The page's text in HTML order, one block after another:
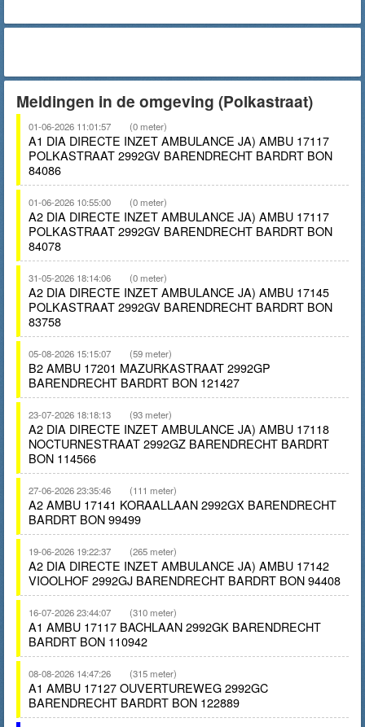
Meldingen in de omgeving (Polkastraat)
01-06-2026 11:01:57 (0 meter)
A1 DIA DIRECTE INZET AMBULANCE JA) AMBU 17117
POLKASTRAAT 2992GV BARENDRECHT BARDRT BON
84086
01-06-2026 10:55:00 (0 meter)
A2 DIA DIRECTE INZET AMBULANCE JA) AMBU 17117
POLKASTRAAT 2992GV BARENDRECHT BARDRT BON
84078
31-05-2026 18:14:06 (0 meter)
A2 DIA DIRECTE INZET AMBULANCE JA) AMBU 17145
POLKASTRAAT 2992GV BARENDRECHT BARDRT BON
83758
05-08-2026 15:15:07 (59 meter)
B2 AMBU 17201 MAZURKASTRAAT 2992GP
BARENDRECHT BARDRT BON 121427
23-07-2026 18:18:13 (93 meter)
A2 DIA DIRECTE INZET AMBULANCE JA) AMBU 17118
NOCTURNESTRAAT 2992GZ BARENDRECHT BARDRT
BON 114566
27-06-2026 23:35:46 (111 meter)
A2 AMBU 17141 KORAALLAAN 2992GX BARENDRECHT
BARDRT BON 99499
19-06-2026 19:22:37 (265 meter)
A2 DIA DIRECTE INZET AMBULANCE JA) AMBU 17142
VIOOLHOF 2992GJ BARENDRECHT BARDRT BON 94408
16-07-2026 23:44:07 (310 meter)
A1 AMBU 17117 BACHLAAN 2992GK BARENDRECHT
BARDRT BON 110942
08-08-2026 14:47:26 (315 meter)
A1 AMBU 17127 OUVERTUREWEG 2992GC
BARENDRECHT BARDRT BON 122889